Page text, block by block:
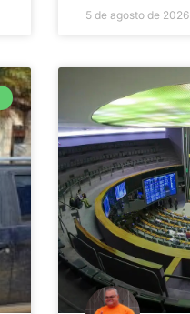
5 de agosto de 2026